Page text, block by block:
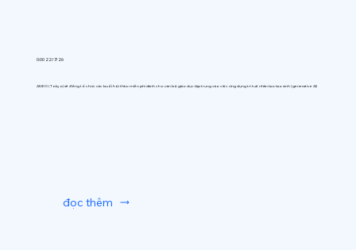
0:00 22/7/26
AIUEO (Tokyo) sẽ đồng tổ chức các buổi hội thảo miễn phí dành cho cán bộ giáo dục tập trung vào việc ứng dụng trí tuệ nhân tạo tạo sinh (generative AI)
đọc thêm